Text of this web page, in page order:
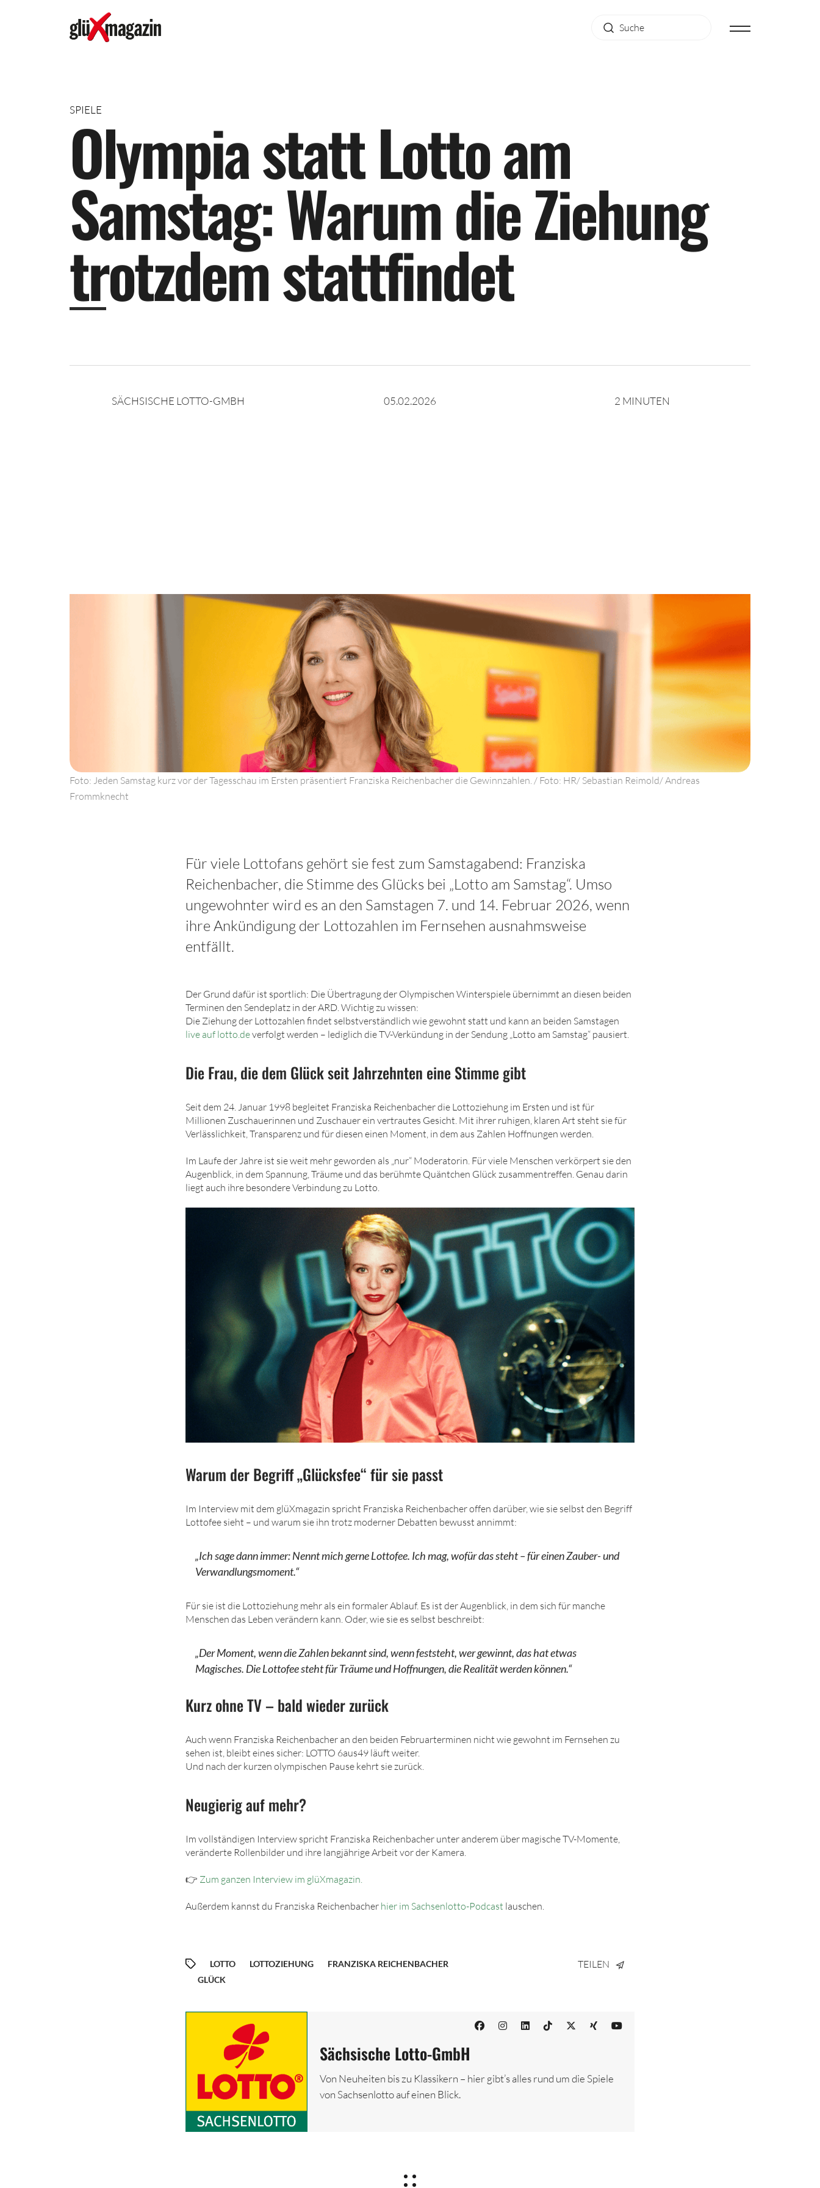
SPIELE
OlympiastattLottoam
Samstag:WarumdieZiehung
trotzdemstattfindet
SÄCHSISCHE LOTTO-GMBH 05.02.2026 2 MINUTEN
Foto: Jeden Samstag kurz vor der Tagesschau im Ersten präsentiert Franziska Reichenbacher die Gewinnzahlen. / Foto: HR/ Sebastian Reimold/ Andreas
Frommknecht
Für viele Lottofans gehört sie fest zum Samstagabend: Franziska
Reichenbacher, die Stimme des Glücks bei „Lotto am Samstag“. Umso
ungewohnter wird es an den Samstagen 7. und 14. Februar 2026, wenn
ihre Ankündigung der Lottozahlen im Fernsehen ausnahmsweise
entfällt.
Der Grund dafür ist sportlich: Die Übertragung der Olympischen Winterspiele übernimmt an diesen beiden
Terminen den Sendeplatz in der ARD. Wichtig zu wissen:
Die Ziehung der Lottozahlen findet selbstverständlich wie gewohnt statt und kann an beiden Samstagen
live auf lotto.deverfolgt werden – lediglich die TV-Verkündung in der Sendung „Lotto am Samstag“ pausiert.
Die Frau, die dem Glück seit Jahrzehnten eine Stimme gibt
Seit dem 24. Januar 1998 begleitet Franziska Reichenbacher die Lottoziehung im Ersten und ist für
Millionen Zuschauerinnen und Zuschauer ein vertrautes Gesicht. Mit ihrer ruhigen, klaren Art steht sie für
Verlässlichkeit, Transparenz und für diesen einen Moment, in dem aus Zahlen Hoffnungen werden.
Im Laufe der Jahre ist sie weit mehr geworden als „nur“ Moderatorin. Für viele Menschen verkörpert sie den
Augenblick, in dem Spannung, Träume und das berühmte Quäntchen Glück zusammentreffen. Genau darin
liegt auch ihre besondere Verbindung zu Lotto.
Warum der Begriff „Glücksfee“ für sie passt
Im Interview mit dem glüXmagazin spricht Franziska Reichenbacher offen darüber, wie sie selbst den Begriff
Lottofee sieht – und warum sie ihn trotz moderner Debatten bewusst annimmt:
„Ich sage dann immer: Nennt mich gerne Lottofee. Ich mag, wofür das steht – für einen Zauber- und
Verwandlungsmoment.“
Für sie ist die Lottoziehung mehr als ein formaler Ablauf. Es ist der Augenblick, in dem sich für manche
Menschen das Leben verändern kann. Oder, wie sie es selbst beschreibt:
„Der Moment, wenn die Zahlen bekannt sind, wenn feststeht, wer gewinnt, das hat etwas
Magisches. Die Lottofee steht für Träume und Hoffnungen, die Realität werden können.“
Kurz ohne TV – bald wieder zurück
Auch wenn Franziska Reichenbacher an den beiden Februarterminen nicht wie gewohnt im Fernsehen zu
sehen ist, bleibt eines sicher: LOTTO 6aus49 läuft weiter.
Und nach der kurzen olympischen Pause kehrt sie zurück.
Neugierig auf mehr?
Im vollständigen Interview spricht Franziska Reichenbacher unter anderem über magische TV-Momente,
veränderte Rollenbilder und ihre langjährige Arbeit vor der Kamera.
👉 Zum ganzen Interview im glüXmagazin.
Außerdem kannst du Franziska Reichenbacher hier im Sachsenlotto-Podcast lauschen.
LOTTO LOTTOZIEHUNG
FRANZISKA REICHENBACHER
GLÜCK
TEILEN
Sächsische Lotto-GmbH
Von Neuheiten bis zu Klassikern – hier gibt’s alles rund um die Spiele
von Sachsenlotto auf einen Blick.